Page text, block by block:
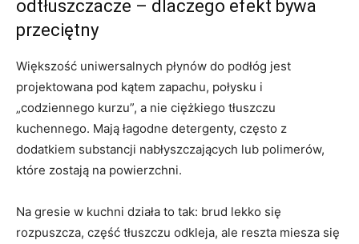
odtłuszczacze – dlaczego efekt bywa
przeciętny
Większość uniwersalnych płynów do podłóg jest
projektowana pod kątem zapachu, połysku i
„codziennego kurzu”, a nie ciężkiego tłuszczu
kuchennego. Mają łagodne detergenty, często z
dodatkiem substancji nabłyszczających lub polimerów,
które zostają na powierzchni.
Na gresie w kuchni działa to tak: brud lekko się
rozpuszcza, część tłuszczu odkleja, ale reszta miesza się